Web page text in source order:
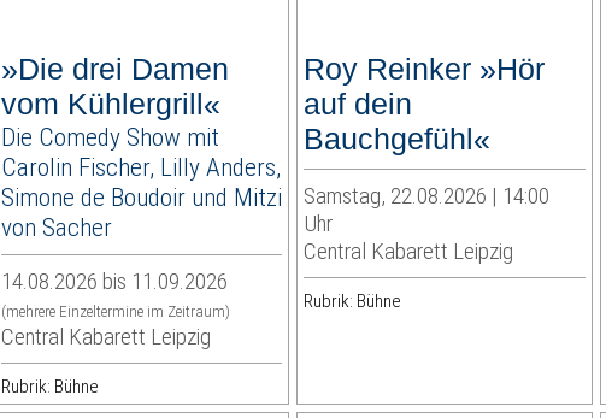
»Die drei Damen
vom Kühlergrill«
Die Comedy Show mit
Carolin Fischer, Lilly Anders,
Simone de Boudoir und Mitzi
von Sacher
14.08.2026 bis 11.09.2026
(mehrere Einzeltermine im Zeitraum)
Central Kabarett Leipzig
Rubrik: Bühne
Roy Reinker »Hör
auf dein
Bauchgefühl«
Samstag, 22.08.2026 | 14:00
Uhr
Central Kabarett Leipzig
Rubrik: Bühne